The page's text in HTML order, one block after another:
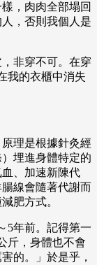
，肉肉全部塌回
，否則我個人是
非穿不可。在穿
我的衣櫃中消失
理是根據針灸經
埋進身體特定的
、加速新陳代
線會隨著代謝而
肥方式。
5年前。記得第一
斤，身體也不會
的。」於是乎，